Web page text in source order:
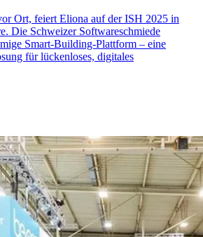
Ort, feiert Eliona auf der ISH 2025 in
Die Schweizer Softwareschmiede
Smart-Building-Plattform – eine
für lückenloses, digitales